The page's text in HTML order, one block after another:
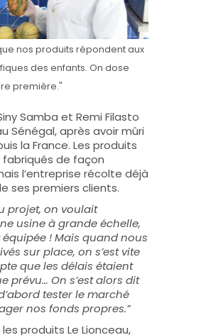
nos produits répondent aux
des enfants. On dose
première."
Samba et Remi Filasto
Sénégal, après avoir mûri
la France. Les produits
de façon
l’entreprise récolte déjà
ses premiers clients.
projet, on voulait
usine à grande échelle,
! Mais quand nous
sur place, on s’est vite
que les délais étaient
prévu… On s’est alors dit
tester le marché
nos fonds propres.”
produits Le Lionceau,